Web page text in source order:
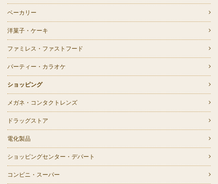
ベーカリー
洋菓子・ケーキ
ファミレス・ファストフード
パーティー・カラオケ
ショッピング
メガネ・コンタクトレンズ
ドラッグストア
電化製品
ショッピングセンター・デパート
コンビニ・スーパー